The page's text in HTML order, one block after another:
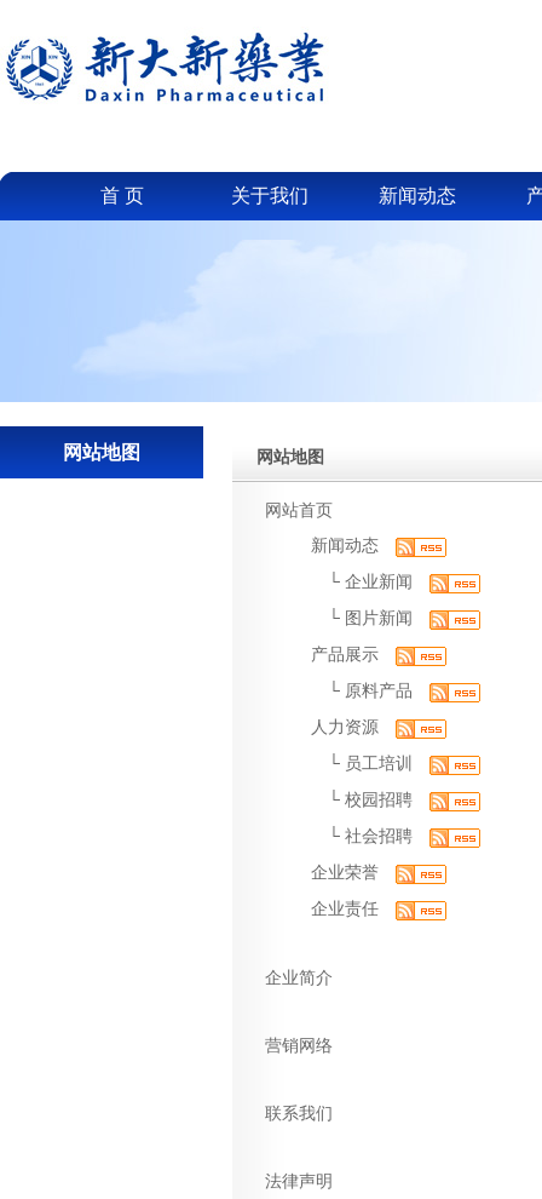
首 页 关于我们 新闻动态
网站地图 网站地图
网站首页
新闻动态
└ 企业新闻
└ 图片新闻
产品展示
└ 原料产品
人力资源
└ 员工培训
└ 校园招聘
└ 社会招聘
企业荣誉
企业责任
企业简介
营销网络
联系我们
法律声明